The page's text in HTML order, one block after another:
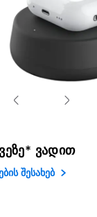
ვადით
შესახებ